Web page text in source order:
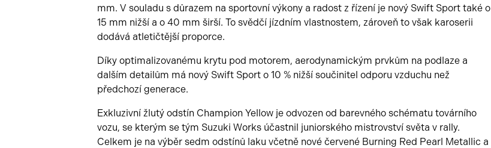
mm. V souladu s důrazem na sportovní výkony a radost z řízení je nový Swift Sport také o
15 mm nižší a o 40 mm širší. To svědčí jízdním vlastnostem, zároveň to však karoserii
dodává atletičtější proporce.
Díky optimalizovanému krytu pod motorem, aerodynamickým prvkům na podlaze a
dalším detailům má nový Swift Sport o 10 % nižší součinitel odporu vzduchu než
předchozí generace.
Exkluzivní žlutý odstín Champion Yellow je odvozen od barevného schématu továrního
vozu, se kterým se tým Suzuki Works účastnil juniorského mistrovství světa v rally.
Celkem je na výběr sedm odstínů laku včetně nové červené Burning Red Pearl Metallic a